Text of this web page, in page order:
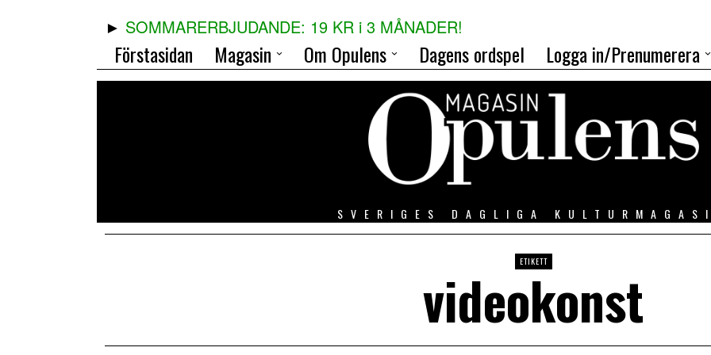
SOMMARERBJUDANDE: 19 KR i 3 MÅNADER!
Förstasidan Magasin Om Opulens Dagens ordspel Logga in/Prenumerera
SVERIGES DAGLIGA
ETIKETT
videokonst